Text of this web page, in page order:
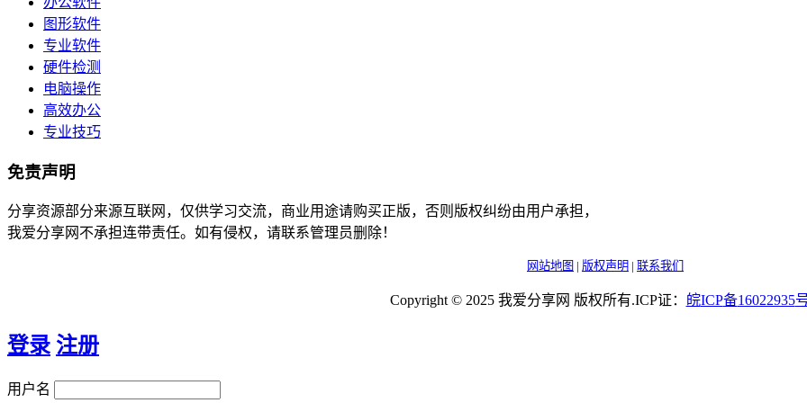
图形软件
专业软件
硬件检测
电脑操作
高效办公
专业技巧
免责声明
分享资源部分来源互联网，仅供学习交流，商业用途请购买正版，否则版权纠纷由用户承担，
我爱分享网不承担连带责任。如有侵权，请联系管理员删除！
网站地图 | 版权声明 | 联系我们
Copyright © 2025 我爱分享网 版权所有.ICP证： 皖ICP备16022935
登录 注册
用户名